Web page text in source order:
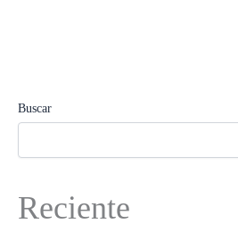
Buscar
Reciente